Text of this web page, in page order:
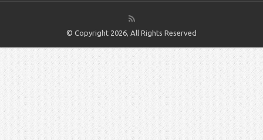
© Copyright 2026, All Rights Reserved